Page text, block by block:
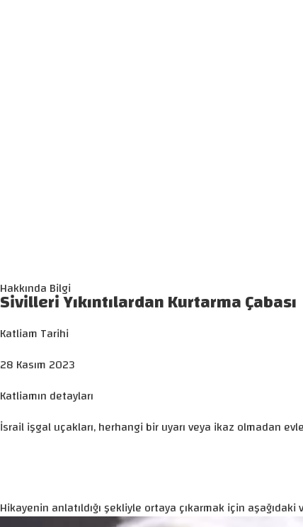
Hakkında Bilgi
Sivilleri Yıkıntılardan Kurtarma Çabası
Katliam Tarihi
28 Kasım 2023
Katliamın detayları
İsrail işgal uçakları, herhangi bir uyarı veya ikaz olmadan
Hikayenin anlatıldığı şekliyle ortaya çıkarmak için